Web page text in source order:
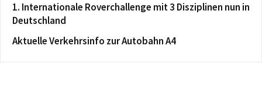
1. Internationale Roverchallenge mit 3 Disziplinen nun in
Deutschland
Aktuelle Verkehrsinfo zur Autobahn A4